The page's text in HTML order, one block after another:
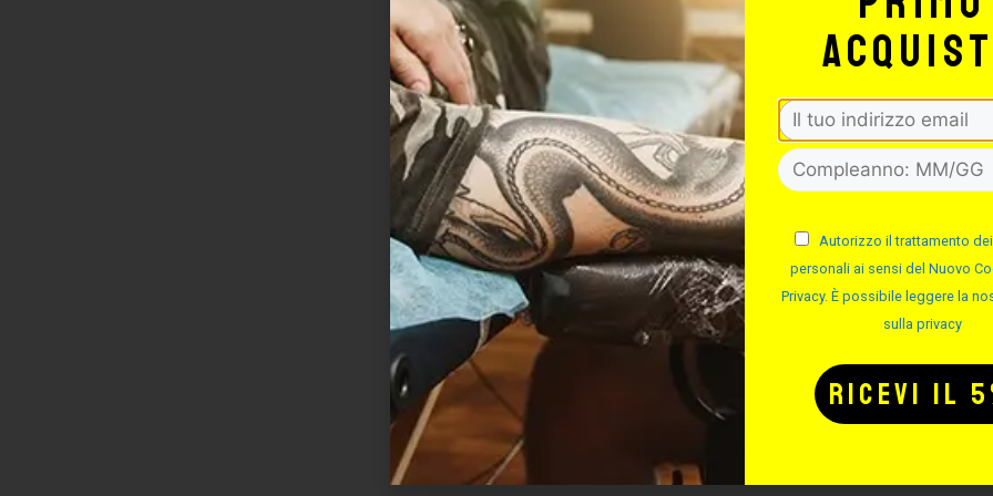
- + Jewel Clip-In Ball
- + Jewel Clip-In Ball
- + Jewel Clip-In Ball
+
+
Autorizzo il trattamento
personali ai sensi del Nuovo
Privacy. È possibile leggere la
sulla privacy